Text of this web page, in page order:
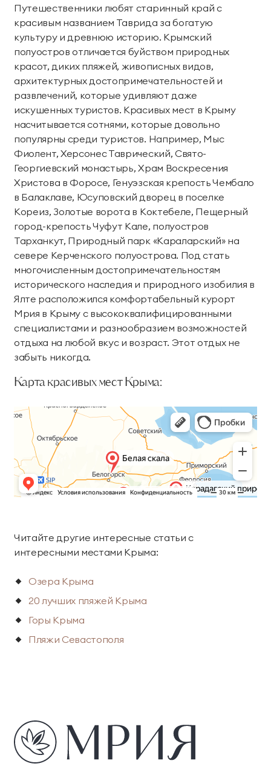
Путешественники любят старинный край с
красивым названием Таврида за богатую
культуру и древнюю историю. Крымский
полуостров отличается буйством природных
красот, диких пляжей, живописных видов,
архитектурных достопримечательностей и
развлечений, которые удивляют даже
искушенных туристов. Красивых мест в Крыму
насчитывается сотнями, которые довольно
популярны среди туристов. Например, Мыс
Фиолент, Херсонес Таврический, Свято-
Георгиевский монастырь, Храм Воскресения
Христова в Форосе, Генуэзская крепость Чембало
в Балаклаве, Юсуповский дворец в поселке
Кореиз, Золотые ворота в Коктебеле, Пещерный
город-крепость Чуфут Кале, полуостров
Тарханкут, Природный парк «Караларский» на
севере Керченского полуострова. Под стать
многочисленным достопримечательностям
исторического наследия и природного изобилия в
Ялте расположился комфортабельный курорт
Мрия в Крыму с высококвалифицированными
специалистами и разнообразием возможностей
отдыха на любой вкус и возраст. Этот отдых не
забыть никогда.
Карта красивых мест Крыма:
Читайте другие интересные статьи с
интересными местами Крыма:
Озера Крыма
20 лучших пляжей Крыма
Горы Крыма
Пляжи Севастополя